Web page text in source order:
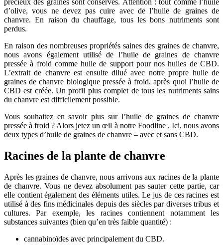
précieux des graines sont conservés. Attention : tout comme l’huile
d’olive, vous ne devez pas cuire avec de l’huile de graines de
chanvre. En raison du chauffage, tous les bons nutriments sont
perdus.
En raison des nombreuses propriétés saines des graines de chanvre,
nous avons également utilisé de l’huile de graines de chanvre
pressée à froid comme huile de support pour nos huiles de CBD.
L’extrait de chanvre est ensuite dilué avec notre propre huile de
graines de chanvre biologique pressée à froid, après quoi l’huile de
CBD est créée. Un profil plus complet de tous les nutriments sains
du chanvre est difficilement possible.
Vous souhaitez en savoir plus sur l’huile de graines de chanvre
pressée à froid ? Alors jetez un œil à notre Foodline . Ici, nous avons
deux types d’huile de graines de chanvre – avec et sans CBD.
Racines de la plante de chanvre
Après les graines de chanvre, nous arrivons aux racines de la plante
de chanvre. Vous ne devez absolument pas sauter cette partie, car
elle contient également des éléments utiles. Le jus de ces racines est
utilisé à des fins médicinales depuis des siècles par diverses tribus et
cultures. Par exemple, les racines contiennent notamment les
substances suivantes (bien qu’en très faible quantité) :
cannabinoïdes avec principalement du CBD.